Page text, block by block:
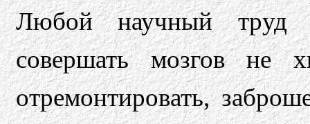
Любой научный труд
совершать мозгов не
отремонтировать,